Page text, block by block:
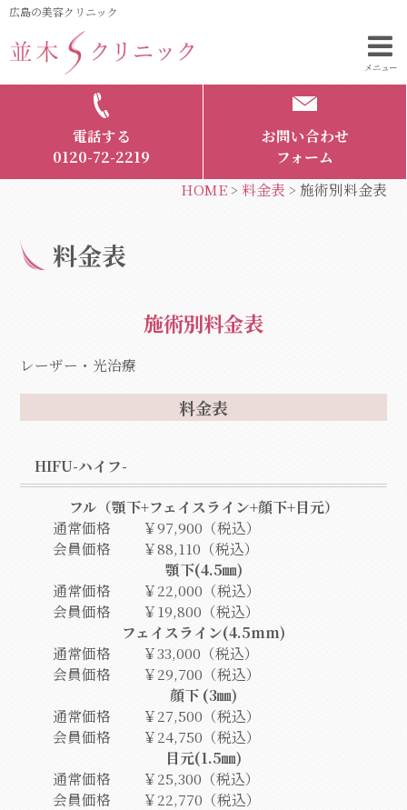
広島の美容クリニック
メニュー
電話する
0120-72-2219
お問い合わせ
フォーム
HOME> 料金表 > 施術別料金表
料金表
施術別料金表
レーザー・光治療
料金表
HIFU-ハイフ-
フル（顎下+フェイスライン+顔下+目元）
通常価格
￥97,900（税込）
会員価格
￥88,110（税込）
顎下(4.5㎜)
通常価格
￥22,000（税込）
会員価格
￥19,800（税込）
フェイスライン(4.5mm)
通常価格
￥33,000（税込）
会員価格
￥29,700（税込）
顔下 (3㎜)
通常価格
￥27,500（税込）
会員価格
￥24,750（税込）
目元(1.5㎜)
通常価格
￥25,300（税込）
会員価格
￥22,770（税込）